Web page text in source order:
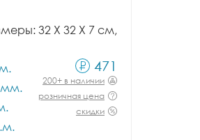
32 X 32 X 7 см,
мм.
471
200+ в наличии
розничная цена
скидки